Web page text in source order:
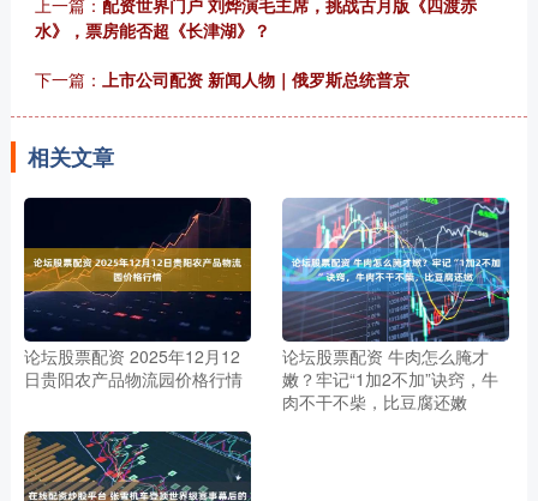
上一篇： 配资世界门户 刘烨演毛主席，挑战古月版《四渡赤
水》，票房能否超《长津湖》？
下一篇： 上市公司配资 新闻人物｜俄罗斯总统普京
相关文章
论坛股票配资 2025年12月12
日贵阳农产品物流园价格行情
论坛股票配资 牛肉怎么腌才
嫩？牢记“1加2不加”诀窍，牛
肉不干不柴，比豆腐还嫩